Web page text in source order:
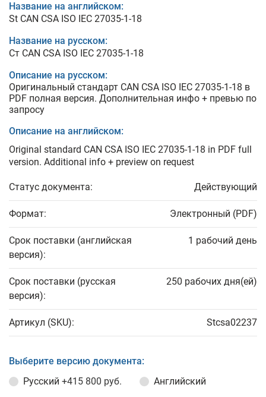
Название на английском:
St CAN CSA ISO IEC 27035-1-18
Название на русском:
Ст CAN CSA ISO IEC 27035-1-18
Описание на русском:
Оригинальный стандарт CAN CSA ISO IEC 27035-1-18 в
PDF полная версия. Дополнительная инфо + превью по
запросу
Описание на английском:
Original standard CAN CSA ISO IEC 27035-1-18 in PDF full
version. Additional info + preview on request
Статус документа: Действующий
Формат: Электронный (PDF)
Срок поставки (английская
версия):
1 рабочий день
Срок поставки (русская
версия):
250 рабочих дня(ей)
Артикул (SKU): Stcsa02237
Выберите версию документа:
Русский +415 800 руб. Английский